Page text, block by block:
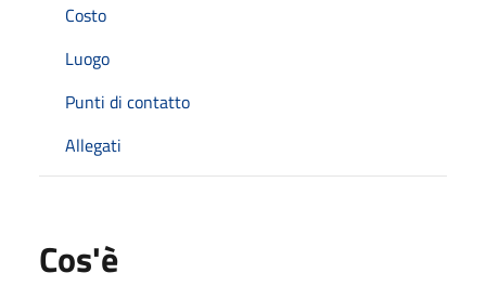
Costo
Luogo
Punti di contatto
Allegati
Cos'è